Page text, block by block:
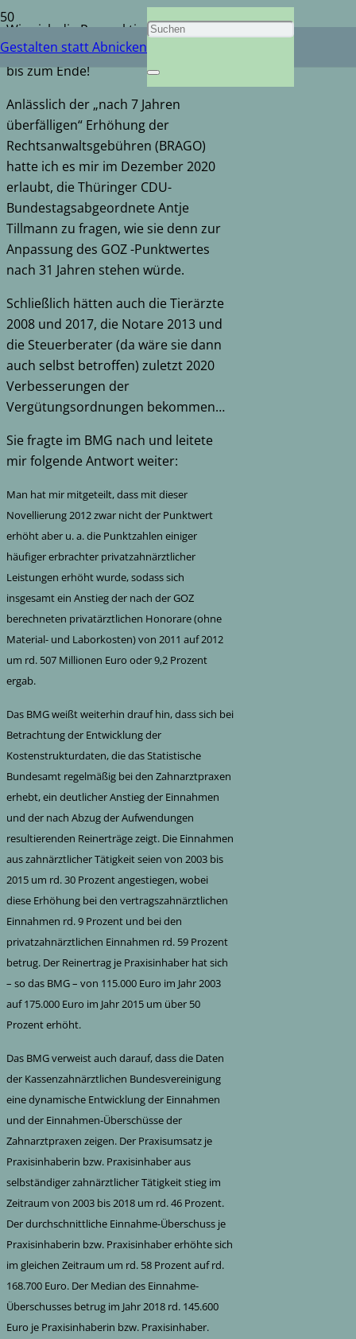
Gestalten statt Abnicken
Wie sich die Perspektive ändert, wenn
man in der Opposition ist: Lesen Sie
bis zum Ende!
Anlässlich der „nach 7 Jahren
überfälligen“ Erhöhung der
Rechtsanwaltsgebühren (BRAGO)
hatte ich es mir im Dezember 2020
erlaubt, die Thüringer CDU-
Bundestagsabgeordnete Antje
Tillmann zu fragen, wie sie denn zur
Anpassung des GOZ -Punktwertes
nach 31 Jahren stehen würde.
Schließlich hätten auch die Tierärzte
2008 und 2017, die Notare 2013 und
die Steuerberater (da wäre sie dann
auch selbst betroffen) zuletzt 2020
Verbesserungen der
Vergütungsordnungen bekommen…
Sie fragte im BMG nach und leitete
mir folgende Antwort weiter:
Man hat mir mitgeteilt, dass mit dieser
Novellierung 2012 zwar nicht der Punktwert
erhöht aber u. a. die Punktzahlen einiger
häufiger erbrachter privatzahnärztlicher
Leistungen erhöht wurde, sodass sich
insgesamt ein Anstieg der nach der GOZ
berechneten privatärztlichen Honorare (ohne
Material- und Laborkosten) von 2011 auf 2012
um rd. 507 Millionen Euro oder 9,2 Prozent
ergab.
Das BMG weißt weiterhin drauf hin, dass sich bei
Betrachtung der Entwicklung der
Kostenstrukturdaten, die das Statistische
Bundesamt regelmäßig bei den Zahnarztpraxen
erhebt, ein deutlicher Anstieg der Einnahmen
und der nach Abzug der Aufwendungen
resultierenden Reinerträge zeigt. Die Einnahmen
aus zahnärztlicher Tätigkeit seien von 2003 bis
2015 um rd. 30 Prozent angestiegen, wobei
diese Erhöhung bei den vertragszahnärztlichen
Einnahmen rd. 9 Prozent und bei den
privatzahnärztlichen Einnahmen rd. 59 Prozent
betrug. Der Reinertrag je Praxisinhaber hat sich
– so das BMG – von 115.000 Euro im Jahr 2003
auf 175.000 Euro im Jahr 2015 um über 50
Prozent erhöht.
Das BMG verweist auch darauf, dass die Daten
der Kassenzahnärztlichen Bundesvereinigung
eine dynamische Entwicklung der Einnahmen
und der Einnahmen-Überschüsse der
Zahnarztpraxen zeigen. Der Praxisumsatz je
Praxisinhaberin bzw. Praxisinhaber aus
selbständiger zahnärztlicher Tätigkeit stieg im
Zeitraum von 2003 bis 2018 um rd. 46 Prozent.
Der durchschnittliche Einnahme-Überschuss je
Praxisinhaberin bzw. Praxisinhaber erhöhte sich
im gleichen Zeitraum um rd. 58 Prozent auf rd.
168.700 Euro. Der Median des Einnahme-
Überschusses betrug im Jahr 2018 rd. 145.600
Euro je Praxisinhaberin bzw. Praxisinhaber.